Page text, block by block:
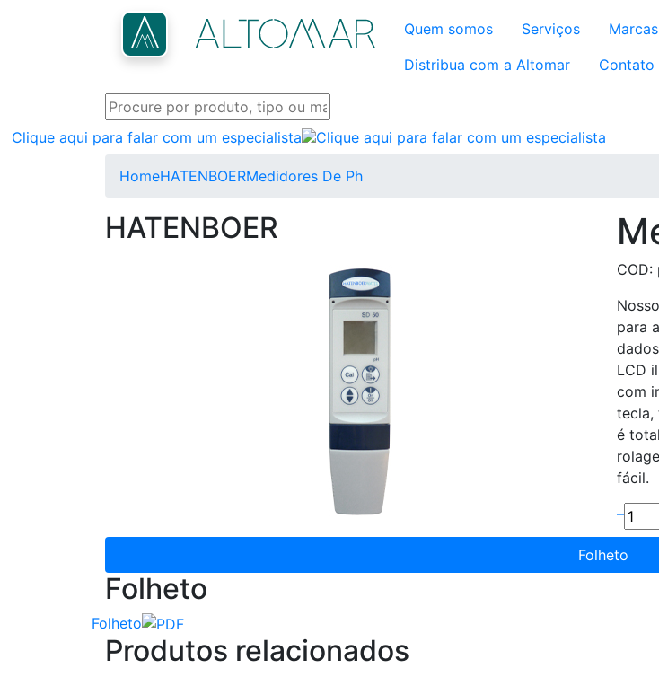
Quem somos Serviços Marcas
Distribua com a Altomar
Contato
Clique aqui para falar com um especialista
HomeHATENBOERMedidores De Ph
HATENBOER
COD:
para
LCD
com
tecla,
é
fácil.
–
Folheto
Folheto
Folheto
Produtos relacionados